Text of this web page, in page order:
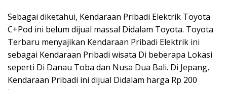
Sebagai diketahui, Kendaraan Pribadi Elektrik Toyota
C+Pod ini belum dijual massal Didalam Toyota. Toyota
Terbaru menyajikan Kendaraan Pribadi Elektrik ini
sebagai Kendaraan Pribadi wisata Di beberapa Lokasi
seperti Di Danau Toba dan Nusa Dua Bali. Di Jepang,
Kendaraan Pribadi ini dijual Didalam harga Rp 200